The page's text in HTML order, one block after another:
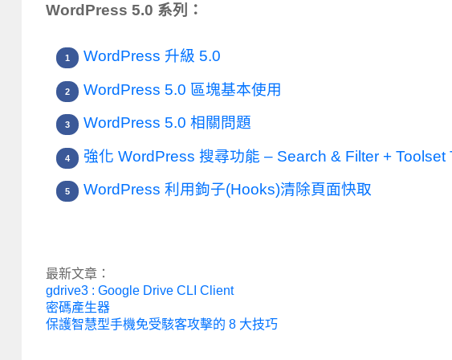
WordPress 5.0 系列：
WordPress 升級 5.0
WordPress 5.0 區塊基本使用
WordPress 5.0 相關問題
強化 WordPress 搜尋功能 – Search & Filter + Toolset
WordPress 利用鉤子(Hooks)清除頁面快取
最新文章：
gdrive3 : Google Drive CLI Client
密碼產生器
保護智慧型手機免受駭客攻擊的 8 大技巧